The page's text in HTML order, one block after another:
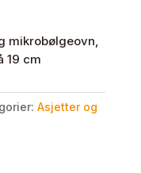
mikrobølgeovn,
19 cm
Asjetter og